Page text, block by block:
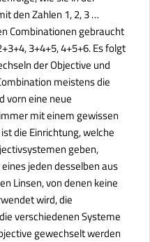
den Zahlen 1, 2, 3 …
Combinationen gebraucht
3+4+5, 4+5+6. Es folgt
der Objective und
meistens die
vorn eine neue
mit einem gewissen
die Einrichtung, welche
geben,
jeden desselben aus
Linsen, von denen keine
wird, die
die verschiedenen Systeme
gewechselt werden